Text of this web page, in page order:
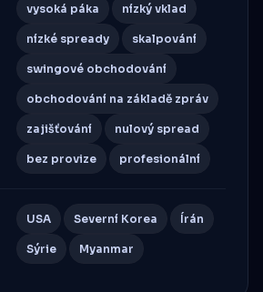
vysoká páka nízký vklad
nízké spready skalpování
swingové obchodování
obchodování na základě zpráv
zajišťování nulový spread
bez provize profesionální
USA Severní Korea Írán
Sýrie Myanmar